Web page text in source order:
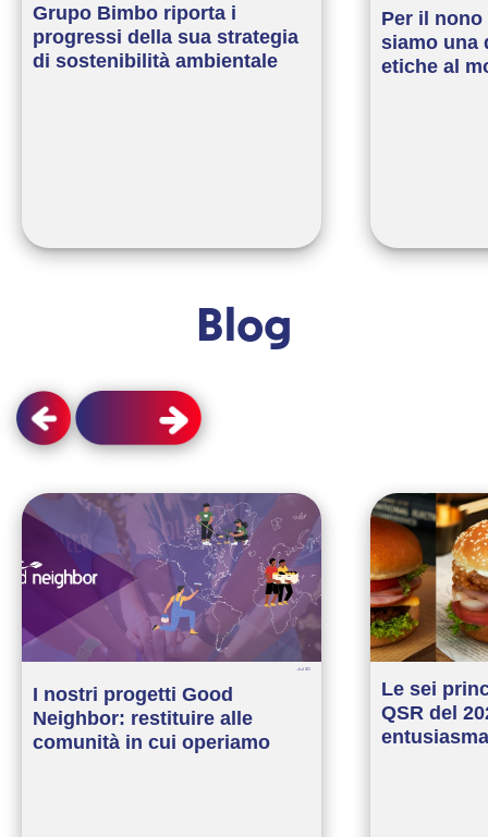
Grupo Bimbo riporta i
progressi della sua strategia
di sostenibilità ambientale
Per il
siamo una
etiche al
Blog
Jul 30
I nostri progetti Good
Neighbor: restituire alle
comunità in cui operiamo
Le sei
QSR del